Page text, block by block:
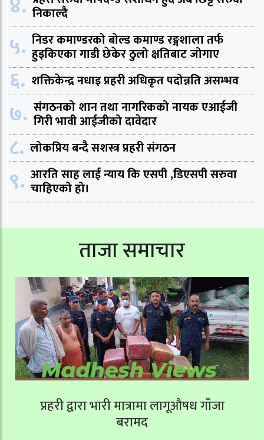
निकाल्दै
५. निडर कमाण्डरको बोल्ड कमाण्ड रङ्गशाला तर्फ
हुइकिएका गाडी छेकेर ठुलो क्षतिबाट जोगाए
६. शक्तिकेन्द्र नधाइ प्रहरी अधिकृत पदोन्नति असम्भव
७. संगठनको शान तथा नागरिकको नायक एआईजी
गिरी भावी आईजीको दावेदार
८. लोकप्रिय बन्दै सशस्त्र प्रहरी संगठन
९. आरति साह लाई न्याय कि एसपी ,डिएसपी सरुवा
चाहिएको हो।
ताजा समाचार
प्रहरी द्वारा भारी मात्रामा लागूऔषध गाँजा
बरामद